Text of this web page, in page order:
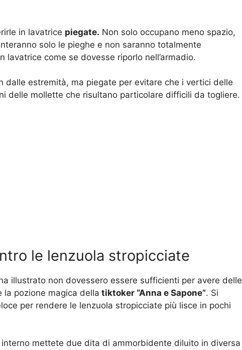
in lavatrice piegate. Non solo occupano meno spazio,
solo le pieghe e non saranno totalmente
lavatrice come se dovesse riporlo nell’armadio.
dalle estremità, ma piegate per evitare che i vertici delle
delle mollette che risultano particolare difficili da togliere.
le lenzuola stropicciate
illustrato non dovessero essere sufficienti per avere delle
pozione magica della tiktoker “Anna e Sapone”. Si
per rendere le lenzuola stropicciate più lisce in pochi
mettete due dita di ammorbidente diluito in diversa